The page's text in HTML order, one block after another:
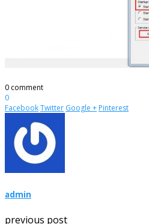
0 comment
0
FacebookTwitter Google + Pinterest
admin
previous post